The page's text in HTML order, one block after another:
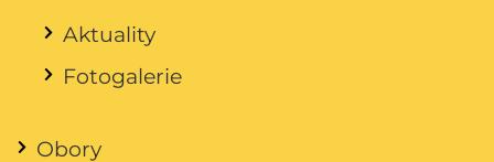
Aktuality
Fotogalerie
Obory